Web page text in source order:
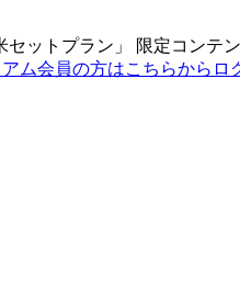
セットプラン 」 限定コンテ
ム会員の方はこちらからロ